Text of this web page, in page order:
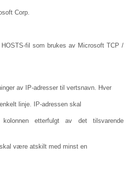
Corp.
fil som brukes av Microsoft TCP /
av IP-adresser til vertsnavn. Hver
linje. IP-adressen skal
etterfulgt av det tilsvarende
være atskilt med minst en